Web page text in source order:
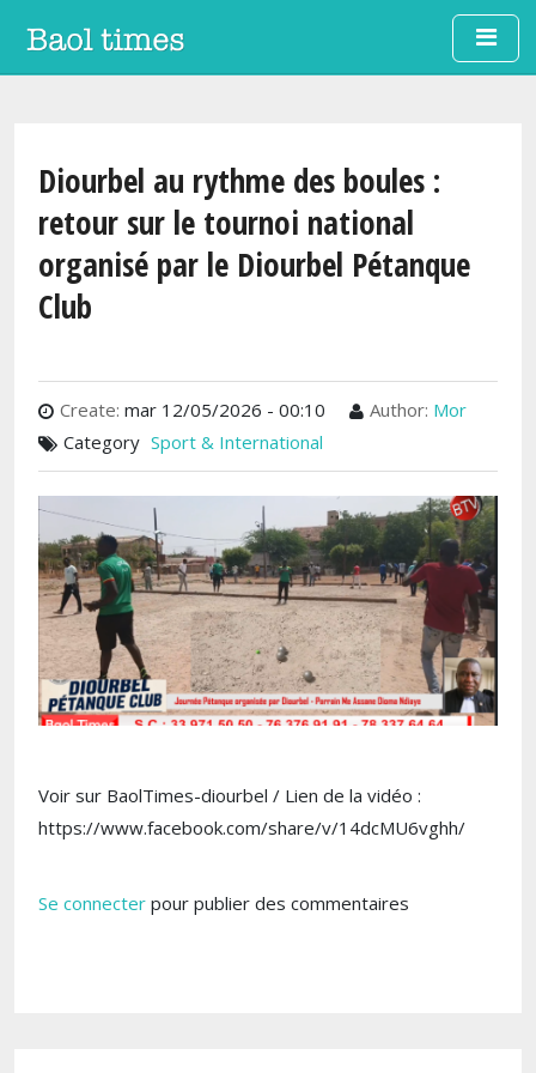
Aller au contenu principal
Diourbel au rythme des boules :
retour sur le tournoi national
organisé par le Diourbel Pétanque
Club
Create: mar 12/05/2026 - 00:10 Author: Mor
Category Sport & International
Voir sur BaolTimes-diourbel / Lien de la vidéo :
https://www.facebook.com/share/v/14dcMU6vghh/
Se connecter pour publier des commentaires